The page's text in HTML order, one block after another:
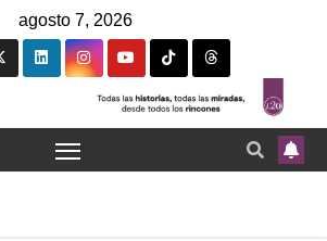
agosto 7, 2026